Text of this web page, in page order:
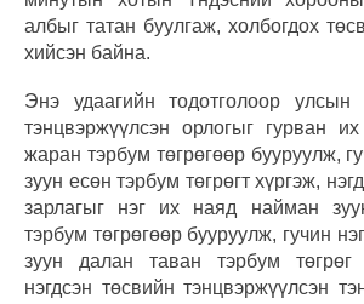
албыг татан буулгаж, холбогдох
хийсэн байна.
Энэ удаагийн тодотголоор улсын
тэнцвэржүүлсэн орлогыг гурван
жаран тэрбум төгрөгөөр бууруулж,
зуун есөн тэрбум төгрөгт хүргэж,
зарлагыг нэг их наяд найман
тэрбум төгрөгөөр бууруулж, гучин
зуун далан таван тэрбум
нэгдсэн төсвийн тэнцвэржүүлсэн